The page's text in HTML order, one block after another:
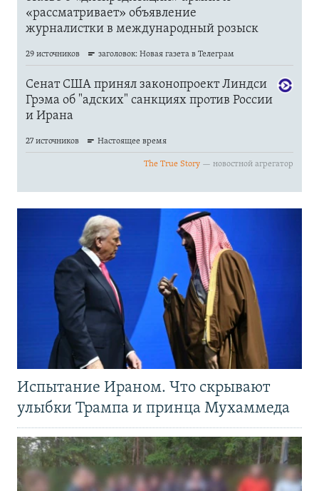
Испытание Ираном. Что скрывают
улыбки Трампа и принца Мухаммеда